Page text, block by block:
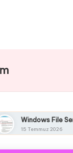
Windows File
15 Temmuz 2026